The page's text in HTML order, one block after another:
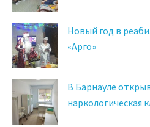
Новый год в
«Арго»
В Барнауле
наркологическая